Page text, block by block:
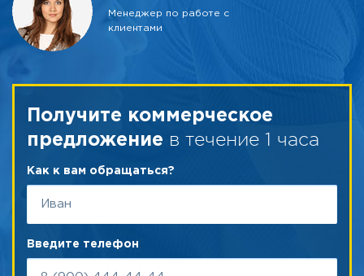
Менеджер по работе с
клиентами
Получите коммерческое
предложение в течение 1 часа
Как к вам обращаться?
Введите телефон